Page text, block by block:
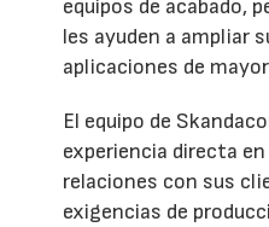
equipos de acabado,
les ayuden a ampliar
aplicaciones de
El equipo de
experiencia directa
relaciones con sus
exigencias de